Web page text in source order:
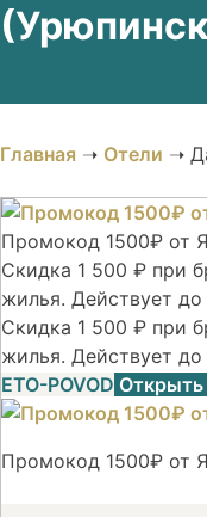
Главная ➝ Отели ➝
Промокод 1500₽ от
Скидка 1 500 ₽ при
жилья. Действует до
Скидка 1 500 ₽ при
жилья. Действует до
ETO-POVOD Открыть
Промокод 1500₽ от